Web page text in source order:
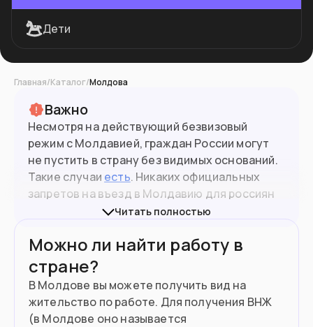
Дети
Главная/Каталог/Молдова
Важно
Несмотря на действующий безвизовый
режим с Молдавией, граждан России могут
не пустить в страну без видимых оснований.
Такие случаи есть. Никаких официальных
запретов на въезд в Молдавию для россиян
не вводилось. Но туристысообщают
приглашения на работу\учебу, во въезде вам
может быть отказано.
2.6млн
Подойдет вам если
Вы имеете молдавские корни
Читать полностью
Можно ли найти работу в
стране?
В Молдове вы можете получить вид на
жительство по работе. Для получения ВНЖ
(в Молдове оно называется